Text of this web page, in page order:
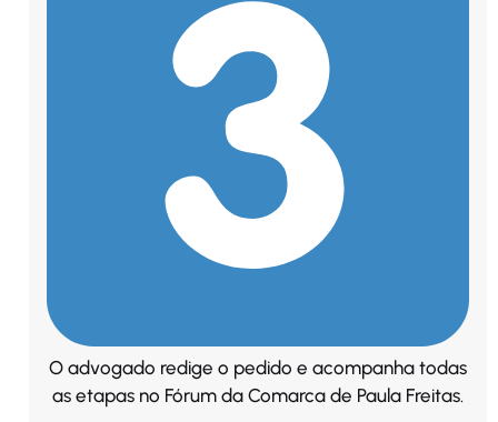
O advogado redige o pedido e acompanha todas
as etapas no Fórum da Comarca de Paula Freitas.